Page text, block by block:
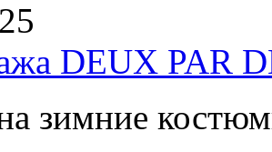
DEUX PAR
зимние